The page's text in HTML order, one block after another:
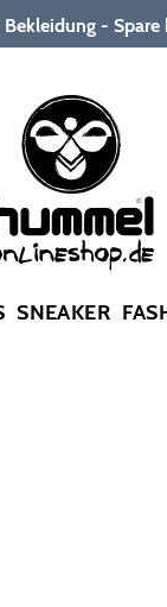
Bekleidung -
SNEAKER